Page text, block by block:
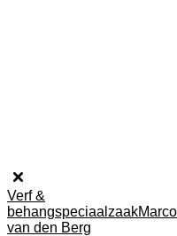
Verf &
behangspeciaalzaakMarco
van den Berg